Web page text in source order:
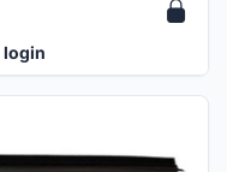
login